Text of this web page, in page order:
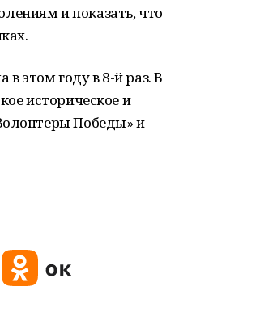
и показать, что
этом году в 8-й раз. В
историческое и
Победы» и